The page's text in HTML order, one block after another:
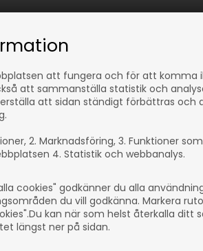
att fungera och för att komma
att sammanställa statistik och
att sidan ständigt förbättras och
2. Marknadsföring, 3. Funktioner
4. Statistik och webbanalys.
cookies" godkänner du alla
du vill godkänna. Markera
kan när som helst återkalla ditt
längst ner på sidan.